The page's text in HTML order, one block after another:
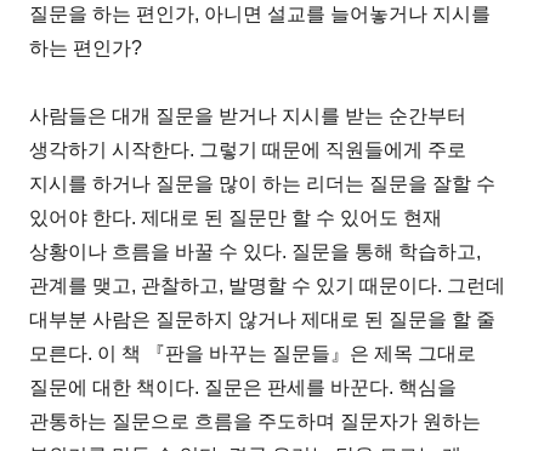
질문을 하는 편인가, 아니면 설교를 늘어놓거나 지시를
하는 편인가?
사람들은 대개 질문을 받거나 지시를 받는 순간부터
생각하기 시작한다. 그렇기 때문에 직원들에게 주로
지시를 하거나 질문을 많이 하는 리더는 질문을 잘할 수
있어야 한다. 제대로 된 질문만 할 수 있어도 현재
상황이나 흐름을 바꿀 수 있다. 질문을 통해 학습하고,
관계를 맺고, 관찰하고, 발명할 수 있기 때문이다. 그런데
대부분 사람은 질문하지 않거나 제대로 된 질문을 할 줄
모른다. 이 책 『판을 바꾸는 질문들』은 제목 그대로
질문에 대한 책이다. 질문은 판세를 바꾼다. 핵심을
관통하는 질문으로 흐름을 주도하며 질문자가 원하는